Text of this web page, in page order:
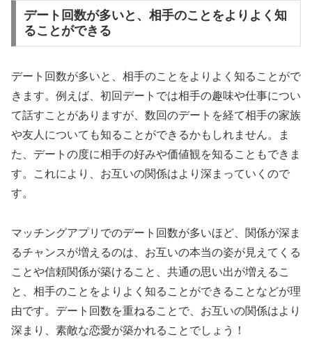
デート回数が多いと、相手のことをよりよく知
ることができる
デート回数が多いと、相手のことをよりよく知ることがで
きます。例えば、初回デートでは相手の趣味や仕事につい
て話すことがありますが、数回のデートを経て相手の家族
や友人についても知ることができるかもしれません。ま
た、デートの度に相手の好みや価値観を知ることもできま
す。これにより、お互いの関係はより深まっていくので
す。
マッチングアプリでのデート回数が多いほど、関係が深ま
るチャンスが増えるのは、お互いの本当の姿が見えてくる
ことや信頼関係が築けること、共通の思い出が増えるこ
と、相手のことをよりよく知ることができることなどが理
由です。デート回数を重ねることで、お互いの関係はより
深まり、素敵な恋愛が築かれることでしょう！